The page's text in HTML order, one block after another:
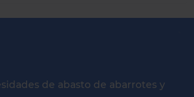
de abasto de abarrotes y